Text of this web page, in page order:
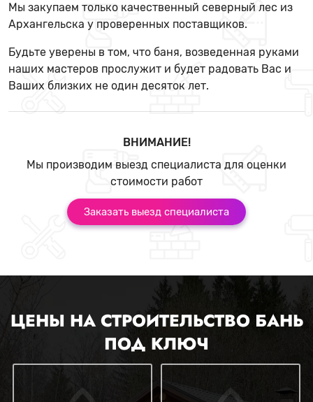
Мы закупаем только качественный северный лес из
Архангельска у проверенных поставщиков.
Будьте уверены в том, что баня, возведенная руками
наших мастеров прослужит и будет радовать Вас и
Ваших близких не один десяток лет.
ВНИМАНИЕ!
Мы производим выезд специалиста для оценки
стоимости работ
Заказать выезд специалиста
ЦЕНЫ НА СТРОИТЕЛЬСТВО БАНЬ
ПОД КЛЮЧ